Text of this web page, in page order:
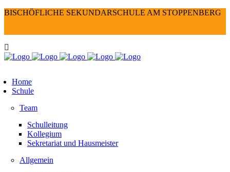
BISCHÖFLICHE SEKUNDARSCHULE AM STOPPENBERG
Home
Schule
Team
Schulleitung
Kollegium
Sekretariat und Hausmeister
Allgemein